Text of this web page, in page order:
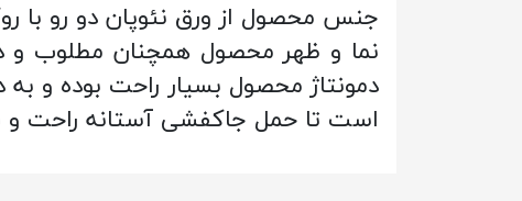
جنس محصول از ورق نئوپان دو رو
نما و ظهر محصول همچنان مطلوب و
دمونتاژ محصول بسیار راحت بوده و
است تا حمل جاکفشی آستانه راحت و